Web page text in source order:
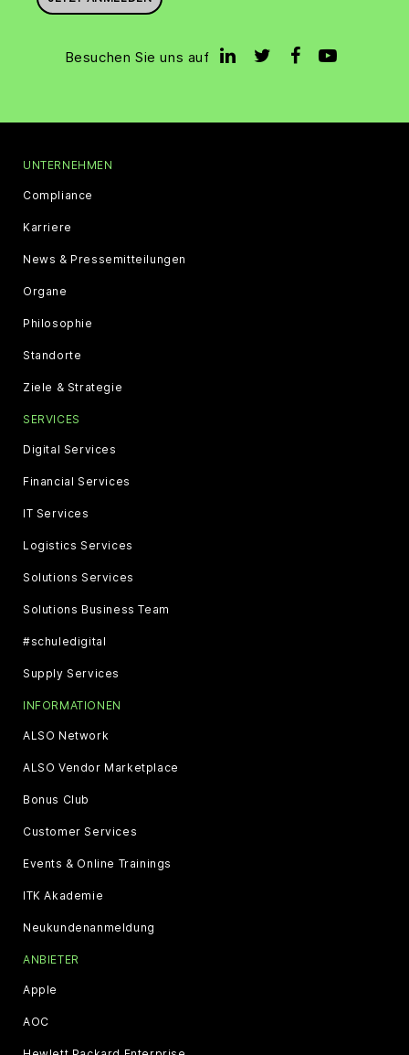
Besuchen Sie uns auf
UNTERNEHMEN
Compliance
Karriere
News & Pressemitteilungen
Organe
Philosophie
Standorte
Ziele & Strategie
SERVICES
Digital Services
Financial Services
IT Services
Logistics Services
Solutions Services
Solutions Business Team
#schuledigital
Supply Services
INFORMATIONEN
ALSO Network
ALSO Vendor Marketplace
Bonus Club
Customer Services
Events & Online Trainings
ITK Akademie
Neukundenanmeldung
ANBIETER
Apple
AOC